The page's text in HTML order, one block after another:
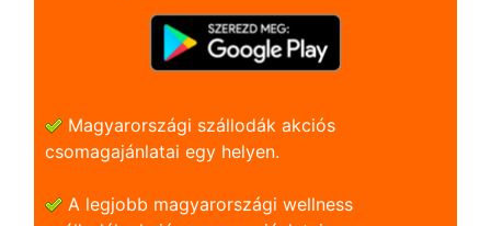
Magyarországi szállodák akciós
csomagajánlatai egy helyen.
A legjobb magyarországi wellness